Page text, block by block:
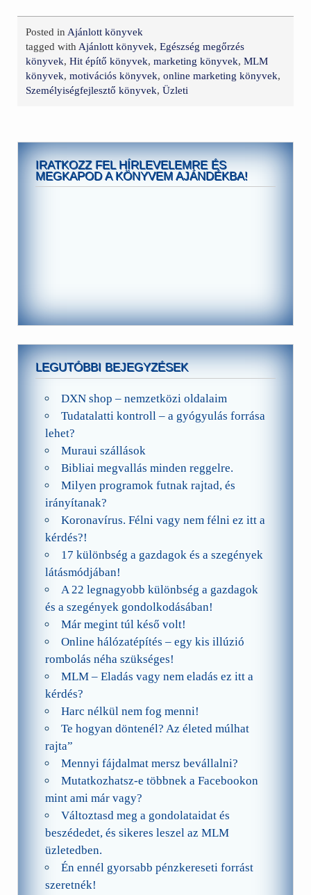
Posted in Ajánlott könyvek
tagged with Ajánlott könyvek,Egészség megőrzés
könyvek,Hit építő könyvek,marketing könyvek,MLM
könyvek,motivációs könyvek,online marketing könyvek,
Személyiségfejlesztő könyvek,Üzleti
IRATKOZZ FEL HÍRLEVELEMRE ÉS
MEGKAPOD A KÖNYVEM AJÁNDÉKBA!
LEGUTÓBBI BEJEGYZÉSEK
DXN shop – nemzetközi oldalaim
Tudatalatti kontroll – a gyógyulás forrása
lehet?
Muraui szállások
Bibliai megvallás minden reggelre.
Milyen programok futnak rajtad, és
irányítanak?
Koronavírus. Félni vagy nem félni ez itt a
kérdés?!
17 különbség a gazdagok és a szegények
látásmódjában!
A 22 legnagyobb különbség a gazdagok
és a szegények gondolkodásában!
Már megint túl késő volt!
Online hálózatépítés – egy kis illúzió
rombolás néha szükséges!
MLM – Eladás vagy nem eladás ez itt a
kérdés?
Harc nélkül nem fog menni!
Te hogyan döntenél? Az életed múlhat
rajta”
Mennyi fájdalmat mersz bevállalni?
Mutatkozhatsz-e többnek a Facebookon
mint ami már vagy?
Változtasd meg a gondolataidat és
beszédedet, és sikeres leszel az MLM
üzletedben.
Én ennél gyorsabb pénzkereseti forrást
szeretnék!